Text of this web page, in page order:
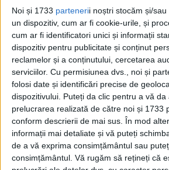
Noi și 1733 partenerii noștri stocăm și/
un dispozitiv, cum ar fi cookie-urile, și
cum ar fi identificatori unici și informații
dispozitiv pentru publicitate și conținut
reclamelor și a conținutului, cercetarea
serviciilor. Cu permisiunea dvs., noi și
folosi date și identificări precise de
dispozitivului. Puteți da clic pentru a vă
prelucrarea realizată de către noi și 1733
conform descrierii de mai sus. În mod
informații mai detaliate și vă puteți
de a vă exprima consimțământul sau
consimțământul. Vă rugăm să rețineți că
pentru site-ul dcnews.ro.
COPILĂRIA
Ion Ceauşescu s-a născut
1932, în comuna
clase de şcoală primară în
vreo doi ani de la şcoală,
să-i ajute pe bătrâni la
După şcoala primară,